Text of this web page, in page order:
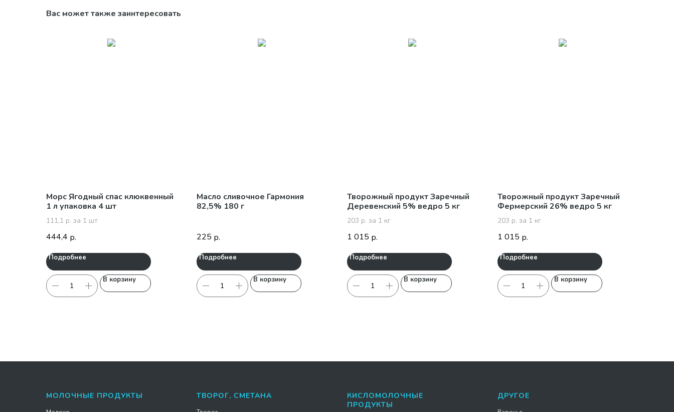
Вас может также заинтересовать
Морс Ягодный спас клюквенный
1 л упаковка 4 шт
111,1 р. за 1 шт
444,4 р.
Подробнее
В корзину
Масло сливочное Гармония
82,5% 180 г
225 р.
Подробнее
В корзину
Творожный продукт Заречный
Деревенский 5% ведро 5 кг
203 р. за 1 кг
1 015 р.
Подробнее
В корзину
Творожный продукт Заречный
Фермерский 26% ведро 5 кг
203 р. за 1 кг
1 015 р.
Подробнее
В корзину
МОЛОЧНЫЕ ПРОДУКТЫ ТВОРОГ, СМЕТАНА
КИСЛОМОЛОЧНЫЕ
ПРОДУКТЫ
ДРУГОЕ